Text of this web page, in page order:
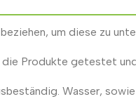
um diese zu
die Produkte getestet
Wasser,